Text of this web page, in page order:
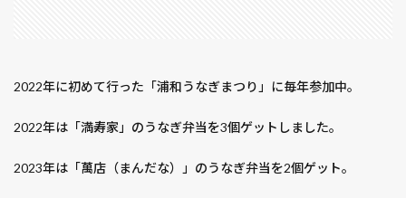
2022年に初めて行った「浦和うなぎまつり」に毎年参加中。
2022年は「満寿家」のうなぎ弁当を3個ゲットしました。
2023年は「萬店（まんだな）」のうなぎ弁当を2個ゲット。